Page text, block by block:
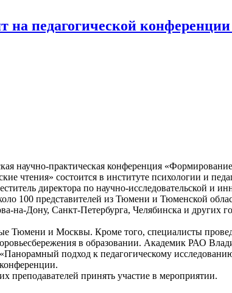
на педагогической
научно-практическая конференция
чтения» состоится в институте психологии и
директора по научно-исследовательской
100 представителей из Тюмени и Тюменской
на-Дону, Санкт-Петербурга, Челябинска и других
Тюмени и Москвы. Кроме того, специалисты
в образовании. Академик РАО
подход к педагогическому
преподавателей принять участие в мероприятии.